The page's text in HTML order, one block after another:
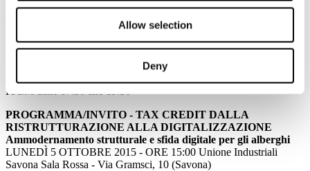
Allow selection
Deny
Credit: come funzionano e quali le opportunità per le aziende
IULM "Milano e l'Italia destinazioni nel dopo Expo"
IULM dalle 17.30 alle 19.30
PROGRAMMA/INVITO - TAX CREDIT DALLA
RISTRUTTURAZIONE ALLA DIGITALIZZAZIONE
Ammodernamento strutturale e sfida digitale per gli alberghi
LUNEDÌ 5 OTTOBRE 2015 - ORE 15:00 Unione Industriali
Savona Sala Rossa - Via Gramsci, 10 (Savona)